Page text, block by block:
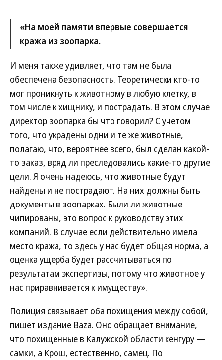
«На моей памяти впервые совершается
кража из зоопарка.
И меня также удивляет, что там не была
обеспечена безопасность. Теоретически кто-то
мог проникнуть к животному в любую клетку, в
том числе к хищнику, и пострадать. В этом случае
директор зоопарка бы что говорил? С учетом
того, что украдены одни и те же животные,
полагаю, что, вероятнее всего, был сделан какой-
то заказ, вряд ли преследовались какие-то другие
цели. Я очень надеюсь, что животные будут
найдены и не пострадают. На них должны быть
документы в зоопарках. Были ли животные
чипированы, это вопрос к руководству этих
компаний. В случае если действительно имела
место кража, то здесь у нас будет общая норма, а
оценка ущерба будет рассчитываться по
результатам экспертизы, потому что животное у
нас приравнивается к имуществу».
Полиция связывает оба похищения между собой,
пишет издание Baza. Оно обращает внимание,
что похищенные в Калужской области кенгуру —
самки, а Крош, естественно, самец. По